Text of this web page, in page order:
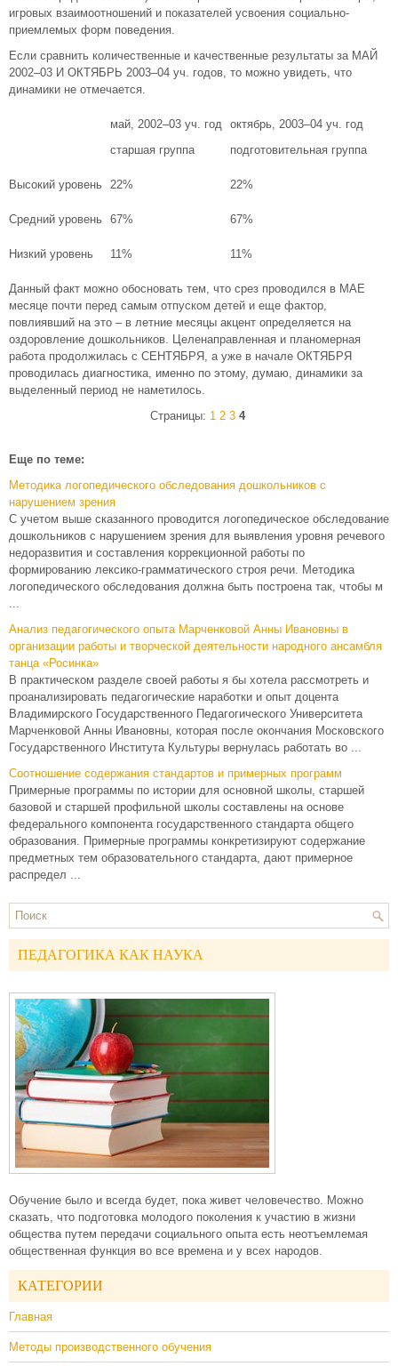
игровых взаимоотношений и показателей усвоения социально-
приемлемых форм поведения.
Если сравнить количественные и качественные результаты за МАЙ
2002–03 И ОКТЯБРЬ 2003–04 уч. годов, то можно увидеть, что
динамики не отмечается.
май, 2002–03 уч. год
старшая группа
октябрь, 2003–04 уч. год
подготовительная группа
Высокий уровень 22% 22%
Средний уровень 67% 67%
Низкий уровень 11% 11%
Данный факт можно обосновать тем, что срез проводился в МАЕ
месяце почти перед самым отпуском детей и еще фактор,
повлиявший на это – в летние месяцы акцент определяется на
оздоровление дошкольников. Целенаправленная и планомерная
работа продолжилась с СЕНТЯБРЯ, а уже в начале ОКТЯБРЯ
проводилась диагностика, именно по этому, думаю, динамики за
выделенный период не наметилось.
Страницы: 1 2 3 4
Еще по теме:
Методика логопедического обследования дошкольников с
нарушением зрения
С учетом выше сказанного проводится логопедическое обследование
дошкольников с нарушением зрения для выявления уровня речевого
недоразвития и составления коррекционной работы по
формированию лексико-грамматического строя речи. Методика
логопедического обследования должна быть построена так, чтобы м
...
Анализ педагогического опыта Марченковой Анны Ивановны в
организации работы и творческой деятельности народного ансамбля
танца «Росинка»
В практическом разделе своей работы я бы хотела рассмотреть и
проанализировать педагогические наработки и опыт доцента
Владимирского Государственного Педагогического Университета
Марченковой Анны Ивановны, которая после окончания Московского
Государственного Института Культуры вернулась работать во ...
Соотношение содержания стандартов и примерных программ
Примерные программы по истории для основной школы, старшей
базовой и старшей профильной школы составлены на основе
федерального компонента государственного стандарта общего
образования. Примерные программы конкретизируют содержание
предметных тем образовательного стандарта, дают примерное
распредел ...
ПЕДАГОГИКА КАК НАУКА
Обучение было и всегда будет, пока живет человечество. Можно
сказать, что подготовка молодого поколения к участию в жизни
общества путем передачи социального опыта есть неотъемлемая
общественная функция во все времена и у всех народов.
КАТЕГОРИИ
Главная
Методы производственного обучения